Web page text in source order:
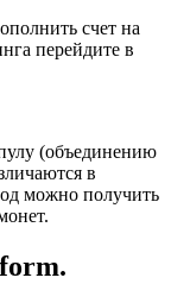
счет на
перейдите в
(объединению
в
можно получить